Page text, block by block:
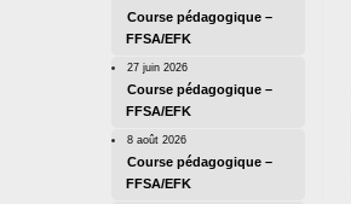
Course pédagogique –
FFSA/EFK
27 juin 2026
Course pédagogique –
FFSA/EFK
8 août 2026
Course pédagogique –
FFSA/EFK